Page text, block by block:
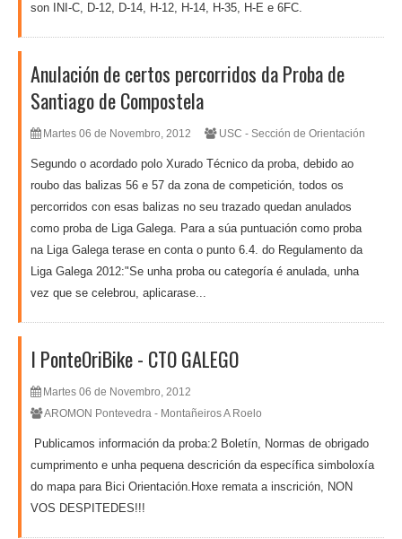
son INI-C, D-12, D-14, H-12, H-14, H-35, H-E e 6FC.
Anulación de certos percorridos da Proba de
Santiago de Compostela
Martes 06 de Novembro, 2012 USC - Sección de Orientación
Segundo o acordado polo Xurado Técnico da proba, debido ao
roubo das balizas 56 e 57 da zona de competición, todos os
percorridos con esas balizas no seu trazado quedan anulados
como proba de Liga Galega. Para a súa puntuación como proba
na Liga Galega terase en conta o punto 6.4. do Regulamento da
Liga Galega 2012:"Se unha proba ou categoría é anulada, unha
vez que se celebrou, aplicarase...
I PonteOriBike - CTO GALEGO
Martes 06 de Novembro, 2012
AROMON Pontevedra - Montañeiros A Roelo
Publicamos información da proba:2 Boletín, Normas de obrigado
cumprimento e unha pequena descrición da específica simboloxía
do mapa para Bici Orientación.Hoxe remata a inscrición, NON
VOS DESPITEDES!!!